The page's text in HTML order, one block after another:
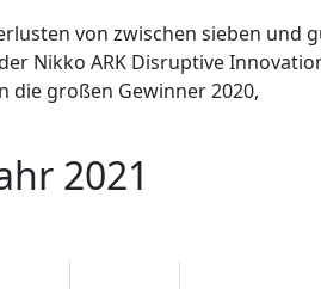
von zwischen sieben und
Nikko ARK Disruptive
die großen Gewinner 2020,
2021